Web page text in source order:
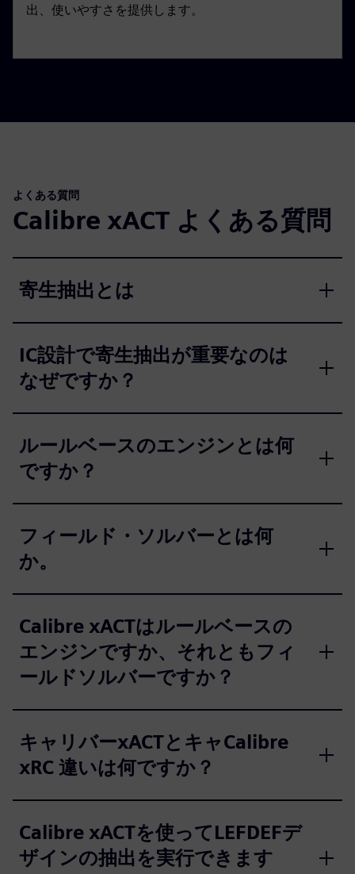
出、使いやすさを提供します。
よくある質問
Calibre xACT よくある質問
寄生抽出とは
IC設計で寄生抽出が重要なのは
なぜですか？
ルールベースのエンジンとは何
ですか？
フィールド・ソルバーとは何
か。
Calibre xACTはルールベースの
エンジンですか、それともフィ
ールドソルバーですか？
キャリバーxACTとキャCalibre
xRC 違いは何ですか？
Calibre xACTを使ってLEFDEFデ
ザインの抽出を実行できます